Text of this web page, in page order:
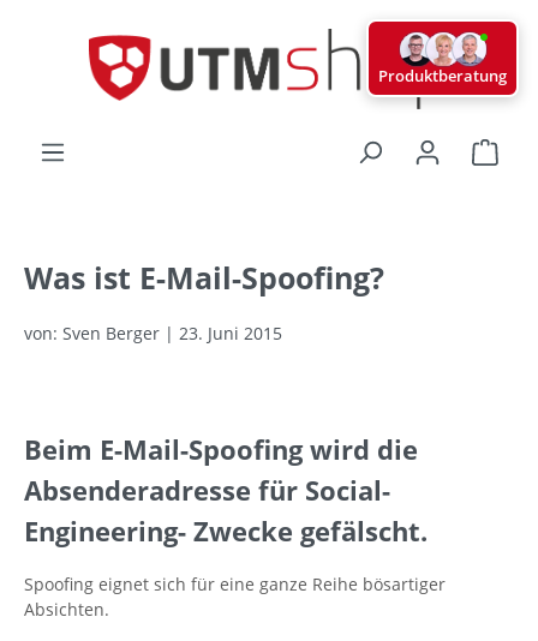
Was ist E-Mail-Spoofing?
von: Sven Berger | 23. Juni 2015
Beim E-Mail-Spoofing wird die
Absenderadresse für Social-
Engineering- Zwecke gefälscht.
Spoofing eignet sich für eine ganze Reihe bösartiger
Absichten.
Produktberatung